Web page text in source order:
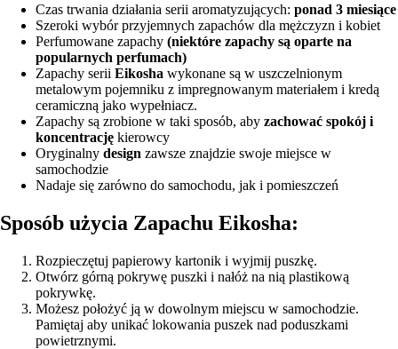
Czas trwania działania serii aromatyzujących: ponad 3 miesiące
Szeroki wybór przyjemnych zapachów dla mężczyzn i kobiet
Perfumowane zapachy (niektóre zapachy są oparte na
popularnych perfumach)
Zapachy serii Eikosha wykonane są w uszczelnionym
metalowym pojemniku z impregnowanym materiałem i kredą
ceramiczną jako wypełniacz.
Zapachy są zrobione w taki sposób, aby zachować spokój i
koncentrację kierowcy
Oryginalny design zawsze znajdzie swoje miejsce w
samochodzie
Nadaje się zarówno do samochodu, jak i pomieszczeń
Sposób użycia Zapachu Eikosha:
Rozpieczętuj papierowy kartonik i wyjmij puszkę.
Otwórz górną pokrywę puszki i nałóż na nią plastikową
pokrywkę.
Możesz położyć ją w dowolnym miejscu w samochodzie.
Pamiętaj aby unikać lokowania puszek nad poduszkami
powietrznymi.